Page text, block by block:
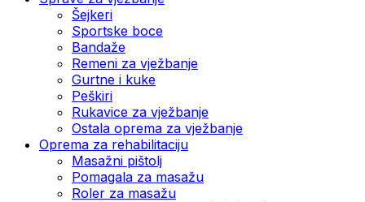
Šejkeri
Sportske boce
Bandaže
Remeni za vježbanje
Gurtne i kuke
Peškiri
Rukavice za vježbanje
Ostala oprema za vježbanje
Oprema za rehabilitaciju
Masažni pištolj
Pomagala za masažu
Roler za masažu